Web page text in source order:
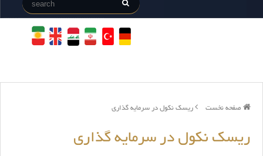
صفحه نخست ریسک نکول در سرمایه گذاری
ریسک نکول در سرمایه گذاری